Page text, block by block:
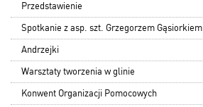
Przedstawienie
Spotkanie z asp. szt. Grzegorzem Gąsiorkiem
Andrzejki
Warsztaty tworzenia w glinie
Konwent Organizacji Pomocowych